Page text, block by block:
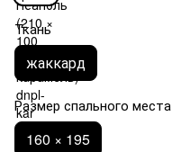
Ткань
жаккард
Размер спального места
160 × 195